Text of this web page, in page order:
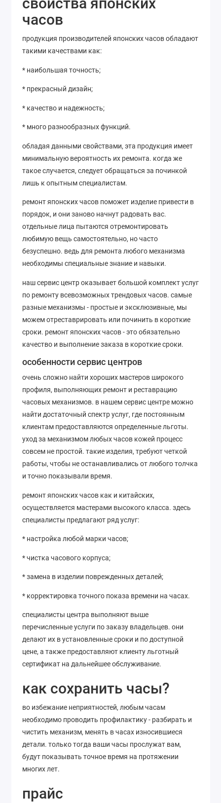
часов
продукция производителей японских часов обладают
такими качествами как:
* наибольшая точность;
* прекрасный дизайн;
* качество и надежность;
* много разнообразных функций.
обладая данными свойствами, эта продукция имеет
минимальную вероятность их ремонта. когда же
такое случается, следует обращаться за починкой
лишь к опытным специалистам.
ремонт японских часов поможет изделие привести в
порядок, и они заново начнут радовать вас.
отдельные лица пытаются отремонтировать
любимую вещь самостоятельно, но часто
безуспешно. ведь для ремонта любого механизма
необходимы специальные знание и навыки.
наш сервис центр оказывает большой комплект услуг
по ремонту всевозможных трендовых часов. самые
разные механизмы - простые и эксклюзивные, мы
можем отреставрировать или починить в короткие
сроки. ремонт японских часов - это обязательно
качество и выполнение заказа в короткие сроки.
особенности сервис центров
очень сложно найти хороших мастеров широкого
профиля, выполняющих ремонт и реставрацию
часовых механизмов. в нашем сервис центре можно
найти достаточный спектр услуг, где постоянным
клиентам предоставляются определенные льготы.
уход за механизмом любых часов кожей процесс
совсем не простой. такие изделия, требуют четкой
работы, чтобы не останавливались от любого толчка
и точно показывали время.
ремонт японских часов как и китайских,
осуществляется мастерами высокого класса. здесь
специалисты предлагают ряд услуг:
* настройка любой марки часов;
* чистка часового корпуса;
* замена в изделии поврежденных деталей;
* корректировка точного показа времени на часах.
специалисты центра выполняют выше
перечисленные услуги по заказу владельцев. они
делают их в установленные сроки и по доступной
цене, а также предоставляют клиенту льготный
сертификат на дальнейшее обслуживание.
как сохранить часы?
во избежание неприятностей, любым часам
необходимо проводить профилактику - разбирать и
чистить механизм, менять в часах износившиеся
детали. только тогда ваши часы прослужат вам,
будут показывать точное время на протяжении
многих лет.
прайс